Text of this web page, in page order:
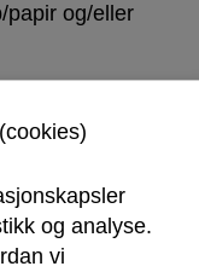
papir og/eller
regningen.
ifra årets
her .
og analyse.
vi